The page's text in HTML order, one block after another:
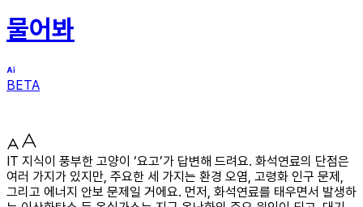
물어봐
BETA
IT 지식이 풍부한 고양이 ‘요고’가 답변해 드려요. 화석연료의 단점은
여러 가지가 있지만, 주요한 세 가지는 환경 오염, 고령화 인구 문제,
그리고 에너지 안보 문제일 거에요. 먼저, 화석연료를 태우면서 발생하